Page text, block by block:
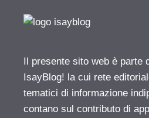
Il presente sito web è parte
IsayBlog! la cui rete
tematici di informazione
contano sul contributo di